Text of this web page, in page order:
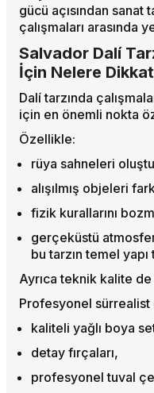
gücü açısından
çalışmaları arasında
Salvador Dalí
İçin Nelere
Dalí tarzında
için en önemli nokta
Özellikle:
rüya sahneleri
alışılmış objeleri
fizik kurallarını
gerçeküstü
bu tarzın temel yapı
Ayrıca teknik kalite
Profesyonel sürrealist
kaliteli yağlı boya
detay fırçaları,
profesyonel tuval